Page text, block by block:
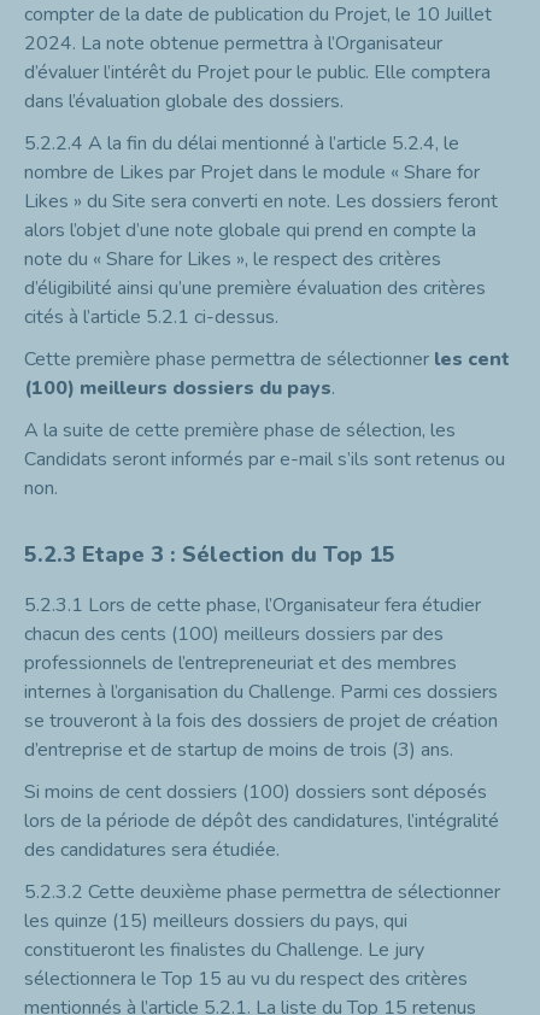
compter de la date de publication du Projet, le 10 Juillet
2024. La note obtenue permettra à l’Organisateur
d’évaluer l’intérêt du Projet pour le public. Elle comptera
dans l’évaluation globale des dossiers.
5.2.2.4 A la fin du délai mentionné à l’article 5.2.4, le
nombre de Likes par Projet dans le module « Share for
Likes » du Site sera converti en note. Les dossiers feront
alors l’objet d’une note globale qui prend en compte la
note du « Share for Likes », le respect des critères
d’éligibilité ainsi qu’une première évaluation des critères
cités à l’article 5.2.1 ci-dessus.
Cette première phase permettra de sélectionner les cent
(100) meilleurs dossiers du pays.
A la suite de cette première phase de sélection, les
Candidats seront informés par e-mail s’ils sont retenus ou
non.
5.2.3 Etape 3 : Sélection du Top 15
5.2.3.1 Lors de cette phase, l’Organisateur fera étudier
chacun des cents (100) meilleurs dossiers par des
professionnels de l’entrepreneuriat et des membres
internes à l’organisation du Challenge. Parmi ces dossiers
se trouveront à la fois des dossiers de projet de création
d’entreprise et de startup de moins de trois (3) ans.
Si moins de cent dossiers (100) dossiers sont déposés
lors de la période de dépôt des candidatures, l’intégralité
des candidatures sera étudiée.
5.2.3.2 Cette deuxième phase permettra de sélectionner
les quinze (15) meilleurs dossiers du pays, qui
constitueront les finalistes du Challenge. Le jury
sélectionnera le Top 15 au vu du respect des critères
mentionnés à l’article 5.2.1. La liste du Top 15 retenus